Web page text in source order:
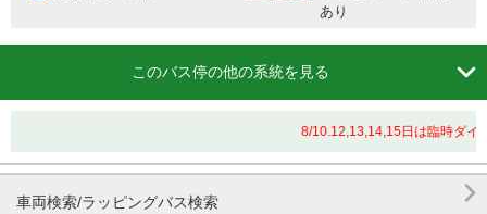
あり
このバス停の他の系統を見る 
8/10.12,13,14,15日は臨時ダイ
車両検索/ラッピングバス検索 